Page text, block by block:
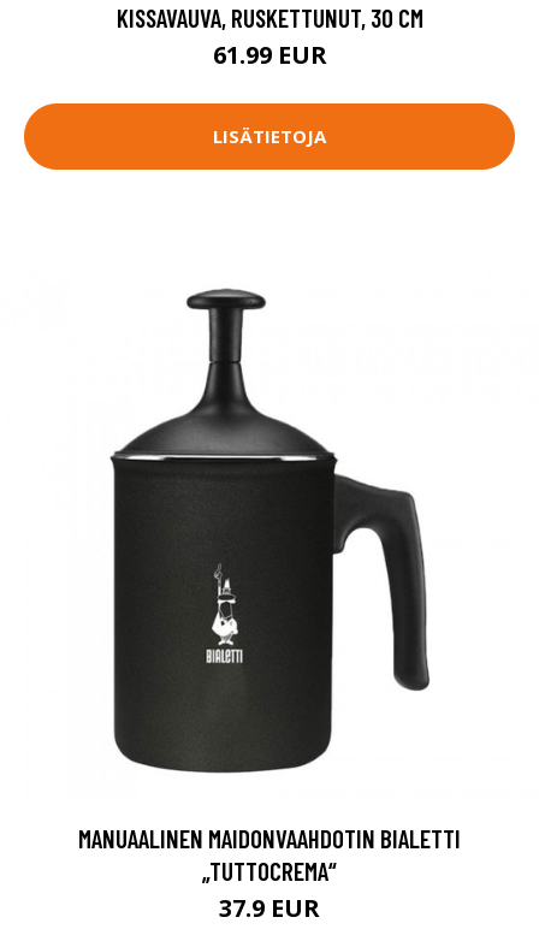
KISSAVAUVA, RUSKETTUNUT, 30 CM
61.99 EUR
LISÄTIETOJA
MANUAALINEN MAIDONVAAHDOTIN BIALETTI
„TUTTOCREMA“
37.9 EUR